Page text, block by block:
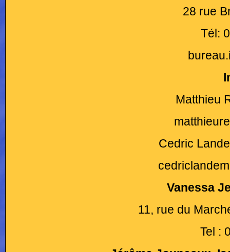
28 rue
Tél:
Matthieu
Cedric
Vanessa
11, rue du
Tel :